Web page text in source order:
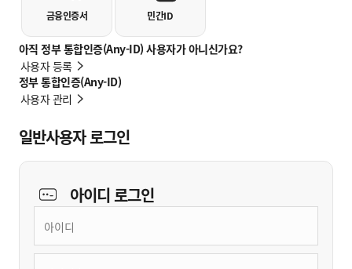
아직 정부 통합인증(Any-ID) 사용자가 아니신가요?
사용자 등록
정부 통합인증(Any-ID)
사용자 관리
금융인증서 민간ID
일반사용자 로그인
아이디로그인